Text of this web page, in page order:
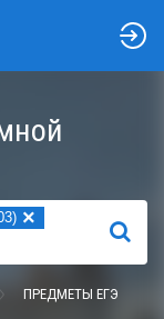
×
НАЙТИ
ПРЕДМЕТЫ ЕГЭ